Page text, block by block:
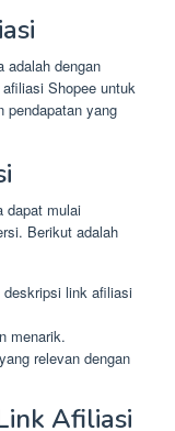
adalah dengan
Shopee untuk
pendapatan yang
dapat mulai
Berikut adalah
link afiliasi
menarik.
relevan dengan
Afiliasi